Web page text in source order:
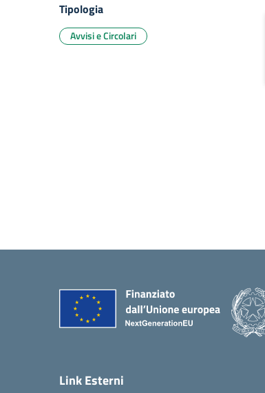
Tipologia
Avvisi e Circolari
Link Esterni